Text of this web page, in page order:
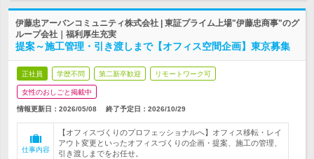
伊藤忠アーバンコミュニティ株式会社 | 東証プライム上場"伊藤忠商事"のグ
ループ会社｜福利厚生充実
提案～施工管理・引き渡しまで【オフィス空間企画】東京募集
正社員 学歴不問 第二新卒歓迎 リモートワーク可
女性のおしごと掲載中
情報更新日：2026/05/08 終了予定日： 2026/10/29
仕事内容
【オフィスづくりのプロフェッショナルへ】オフィス移転・レイ
アウト変更といったオフィスづくりの企画・提案、施工の管理、
引き渡しまでをお任せ。